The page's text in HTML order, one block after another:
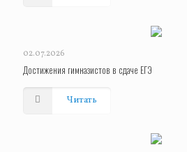
02.07.2026
Достижения гимназистов в сдаче ЕГЭ
Читать